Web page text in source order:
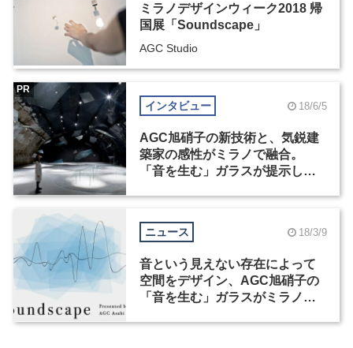
ミラノデザインウィーク2018 帰
国展「Soundscape」
AGC Studio
インタビュー 18/6/5
AGC旭硝子の新技術と、気鋭建
築家の感性がミラノで融合。
「音を生む」ガラスが提示した
PR
ニュース 18/3/9
音という見えない存在によって
空間をデザイン、AGC旭硝子の
「音を生む」ガラスがミラノデ